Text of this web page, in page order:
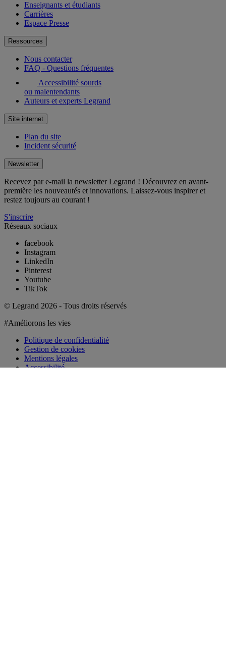
Enseignants et étudiants
Carrières
Espace Presse
Ressources
Nous contacter
FAQ - Questions fréquentes
Accessibilité sourds
ou malentendants
Auteurs et experts Legrand
Site internet
Plan du site
Incident sécurité
Newsletter
Recevez par e-mail la newsletter Legrand ! Découvrez en avant-
première les nouveautés et innovations. Laissez-vous inspirer et
restez toujours au courant !
S'inscrire
Réseaux sociaux
facebook
Instagram
LinkedIn
Pinterest
Youtube
TikTok
© Legrand 2026 - Tous droits réservés
#Améliorons les vies
Politique de confidentialité
Gestion de cookies
Mentions légales
Accessibilité